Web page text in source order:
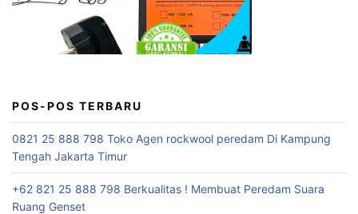
POS-POS TERBARU
0821 25 888 798 Toko Agen rockwool peredam Di Kampung
Tengah Jakarta Timur
+62 821 25 888 798 Berkualitas ! Membuat Peredam Suara
Ruang Genset